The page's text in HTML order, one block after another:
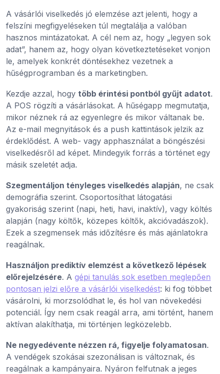
A vásárlói viselkedés jó elemzése azt jelenti, hogy a
felszíni megfigyeléseken túl megtalálja a valóban
hasznos mintázatokat. A cél nem az, hogy „legyen sok
adat”, hanem az, hogy olyan következtetéseket vonjon
le, amelyek konkrét döntésekhez vezetnek a
hűségprogramban és a marketingben.
Kezdje azzal, hogy több érintési pontból gyűjt adatot.
A POS rögzíti a vásárlásokat. A hűségapp megmutatja,
mikor néznek rá az egyenlegre és mikor váltanak be.
Az e-mail megnyitások és a push kattintások jelzik az
érdeklődést. A web- vagy apphasználat a böngészési
viselkedésről ad képet. Mindegyik forrás a történet egy
másik szeletét adja.
Szegmentáljon tényleges viselkedés alapján, ne csak
demográfia szerint. Csoportosíthat látogatási
gyakoriság szerint (napi, heti, havi, inaktív), vagy költés
alapján (nagy költők, közepes költők, akcióvadászok).
Ezek a szegmensek más időzítésre és más ajánlatokra
reagálnak.
Használjon prediktív elemzést a következő lépések
előrejelzésére. A gépi tanulás sok esetben meglepően
pontosan jelzi előre a vásárlói viselkedést: ki fog többet
vásárolni, ki morzsolódhat le, és hol van növekedési
potenciál. Így nem csak reagál arra, ami történt, hanem
aktívan alakíthatja, mi történjen legközelebb.
Ne negyedévente nézzen rá, figyelje folyamatosan.
A vendégek szokásai szezonálisan is változnak, és
reagálnak a kampányaira. Nyáron felfutnak a jeges